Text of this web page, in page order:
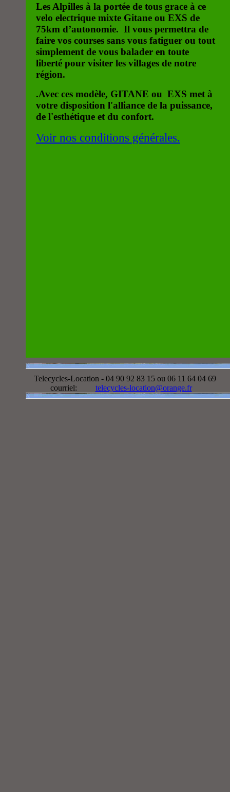
Les Alpilles à la portée de tous grace à ce
velo electrique mixte Gitane ou EXS de
75km d’autonomie. Il vous permettra de
faire vos courses sans vous fatiguer ou tout
simplement de vous balader en toute
liberté pour visiter les villages de notre
région.
.Avec ces modèle, GITANE ou EXS met à
votre disposition l'alliance de la puissance,
de l'esthétique et du confort.
Voir nos conditions générales.
Telecycles-Location - 04 90 92 83 15 ou 06 11 64 04 69
courriel: telecycles-location@orange.fr